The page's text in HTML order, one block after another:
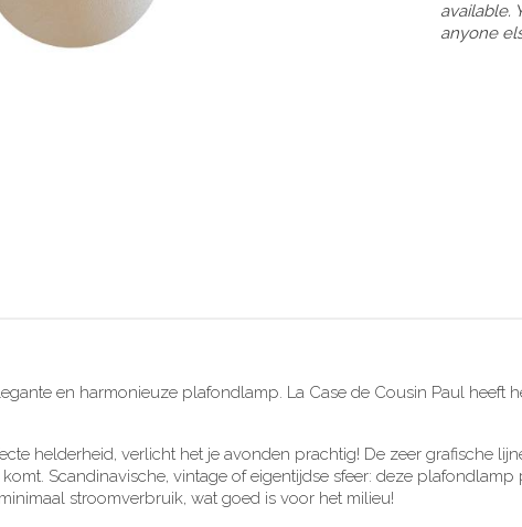
available.
anyone
en harmonieuze plafondlamp. La Case de Cousin Paul heeft
helderheid, verlicht het je avonden prachtig! De zeer grafische
Scandinavische, vintage of eigentijdse sfeer: deze plafondlamp
stroomverbruik, wat goed is voor het milieu!